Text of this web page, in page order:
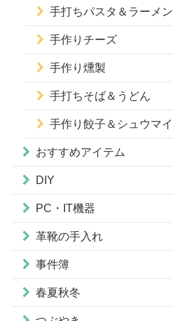
手打ちパスタ＆ラーメン
手作りチーズ
手作り燻製
手打ちそば＆うどん
手作り餃子＆シュウマイ
おすすめアイテム
DIY
PC・IT機器
革靴の手入れ
事件簿
春夏秋冬